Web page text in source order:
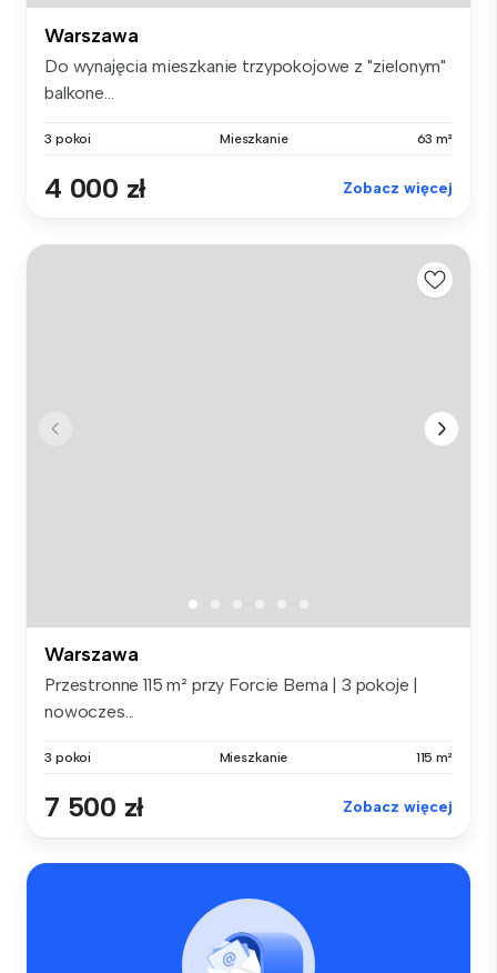
Warszawa
Do wynajęcia mieszkanie trzypokojowe z "zielonym"
balkone...
3 pokoi Mieszkanie 63 m²
4 000 zł Zobacz więcej
Warszawa
Przestronne 115 m² przy Forcie Bema | 3 pokoje |
nowoczes...
3 pokoi Mieszkanie 115 m²
7 500 zł Zobacz więcej